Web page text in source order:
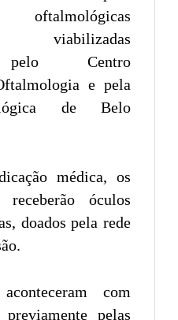
viabilizadas
pelo Centro
e pela
de Belo
médica, os
receberão óculos
doados pela rede
com
pelas